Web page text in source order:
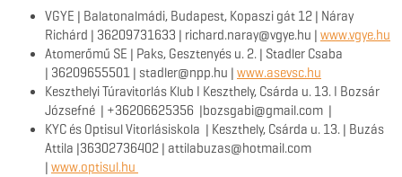
VGYE | Balatonalmádi, Budapest, Kopaszi gát 12 | Náray
Richárd | 36209731633 | richard.naray@vgye.hu | www.vgye.hu
Atomerőmű SE | Paks, Gesztenyés u. 2. | Stadler Csaba
| 36209655501 | stadler@npp.hu | www.asevsc.hu
Keszthelyi Túravitorlás Klub I Keszthely, Csárda u. 13. I Bozsár
Józsefné | +36206625356 |bozsgabi@gmail.com |
KYC és Optisul Vitorlásiskola | Keszthely, Csárda u. 13. | Buzás
Attila |36302736402 | attilabuzas@hotmail.com
| www.optisul.hu